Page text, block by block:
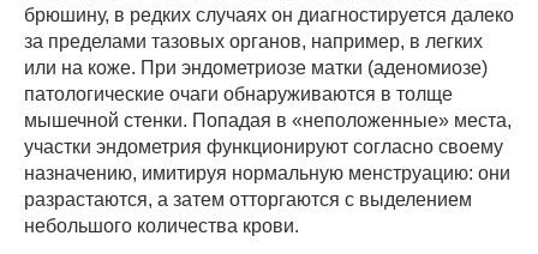
брюшину, в редких случаях он диагностируется далеко
за пределами тазовых органов, например, в легких
или на коже. При эндометриозе матки (аденомиозе)
патологические очаги обнаруживаются в толще
мышечной стенки. Попадая в «неположенные» места,
участки эндометрия функционируют согласно своему
назначению, имитируя нормальную менструацию: они
разрастаются, а затем отторгаются с выделением
небольшого количества крови.